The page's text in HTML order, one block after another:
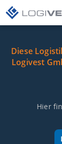
Diese
Logivest
Hier